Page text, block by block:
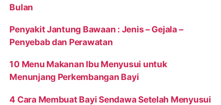
Bulan
Penyakit Jantung Bawaan : Jenis – Gejala –
Penyebab dan Perawatan
10 Menu Makanan Ibu Menyusui untuk
Menunjang Perkembangan Bayi
4 Cara Membuat Bayi Sendawa Setelah Menyusui